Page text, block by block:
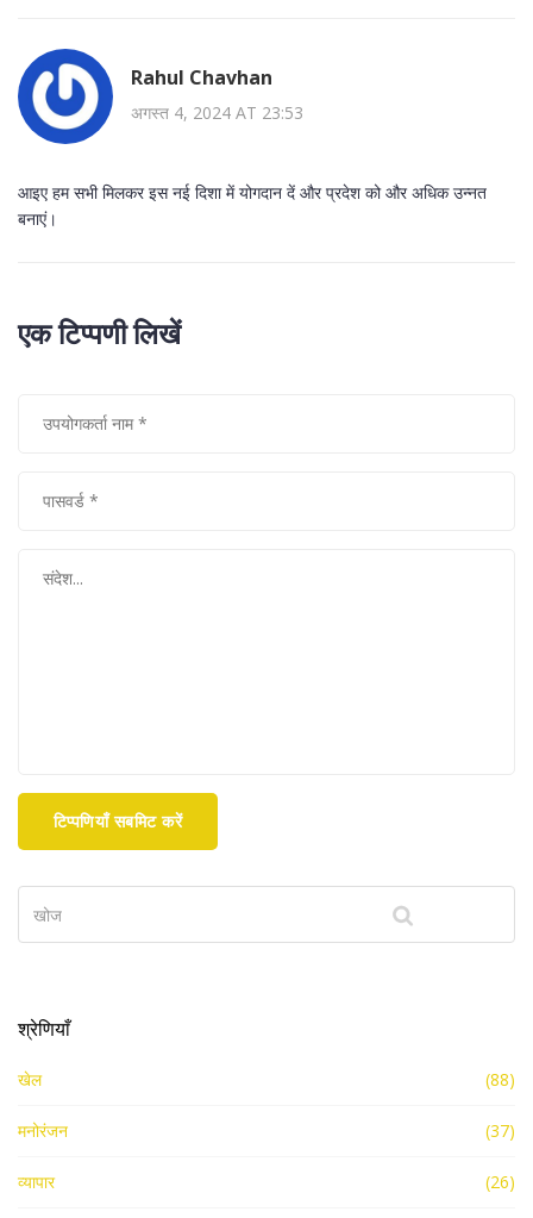
Rahul Chavhan
अगस्त 4, 2024 AT 23:53
आइए हम सभी मिलकर इस नई दिशा में योगदान दें और प्रदेश को और अधिक उन्नत
बनाएं।
एक टिप्पणी लिखें
टिप्पणियाँ सबमिट करें
श्रेणियाँ
खेल (88)
मनोरंजन (37)
व्यापार (26)